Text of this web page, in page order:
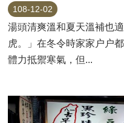
108-12-02
湯頭清爽溫和夏天溫補也
虎。」在冬令時家家户户
體力抵禦寒氣，但...